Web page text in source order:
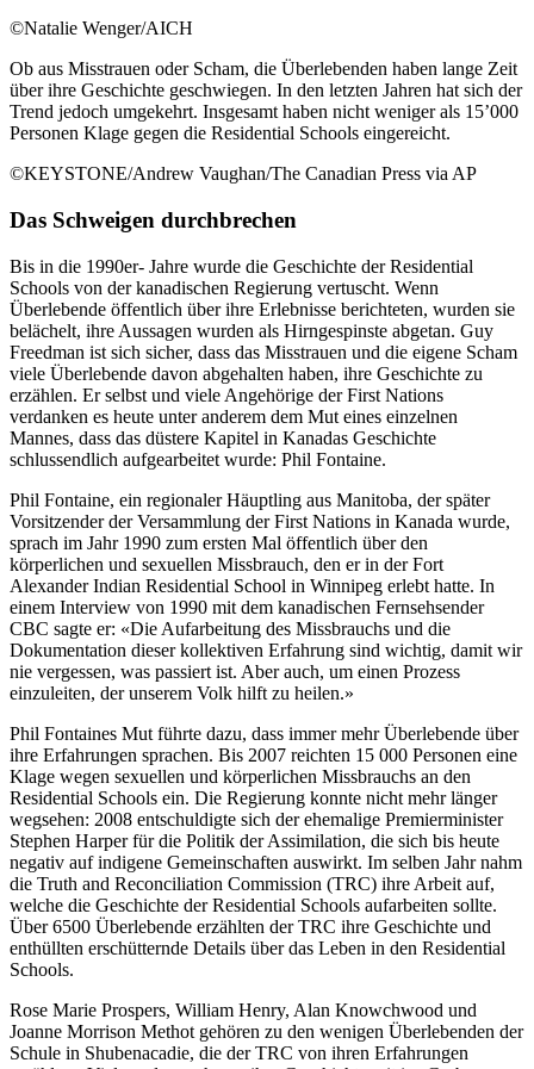
©Natalie Wenger/AICH
Ob aus Misstrauen oder Scham, die Überlebenden haben lange Zeit
über ihre Geschichte geschwiegen. In den letzten Jahren hat sich der
Trend jedoch umgekehrt. Insgesamt haben nicht weniger als 15’000
Personen Klage gegen die Residential Schools eingereicht.
©KEYSTONE/Andrew Vaughan/The Canadian Press via AP
Das Schweigen durchbrechen
Bis in die 1990er- Jahre wurde die Geschichte der Residential
Schools von der kanadischen Regierung vertuscht. Wenn
Überlebende öffentlich über ihre Erlebnisse berichteten, wurden sie
belächelt, ihre Aussagen wurden als Hirngespinste abgetan. Guy
Freedman ist sich sicher, dass das Misstrauen und die eigene Scham
viele Überlebende davon abgehalten haben, ihre Geschichte zu
erzählen. Er selbst und viele Angehörige der First Nations
verdanken es heute unter anderem dem Mut eines einzelnen
Mannes, dass das düstere Kapitel in Kanadas Geschichte
schlussendlich aufgearbeitet wurde: Phil Fontaine.
Phil Fontaine, ein regionaler Häuptling aus Manitoba, der später
Vorsitzender der Versammlung der First Nations in Kanada wurde,
sprach im Jahr 1990 zum ersten Mal öffentlich über den
körperlichen und sexuellen Missbrauch, den er in der Fort
Alexander Indian Residential School in Winnipeg erlebt hatte. In
einem Interview von 1990 mit dem kanadischen Fernsehsender
CBC sagte er: «Die Aufarbeitung des Missbrauchs und die
Dokumentation dieser kollektiven Erfahrung sind wichtig, damit wir
nie vergessen, was passiert ist. Aber auch, um einen Prozess
einzuleiten, der unserem Volk hilft zu heilen.»
Phil Fontaines Mut führte dazu, dass immer mehr Überlebende über
ihre Erfahrungen sprachen. Bis 2007 reichten 15 000 Personen eine
Klage wegen sexuellen und körperlichen Missbrauchs an den
Residential Schools ein. Die Regierung konnte nicht mehr länger
wegsehen: 2008 entschuldigte sich der ehemalige Premierminister
Stephen Harper für die Politik der Assimilation, die sich bis heute
negativ auf indigene Gemeinschaften auswirkt. Im selben Jahr nahm
die Truth and Reconciliation Commission (TRC) ihre Arbeit auf,
welche die Geschichte der Residential Schools aufarbeiten sollte.
Über 6500 Überlebende erzählten der TRC ihre Geschichte und
enthüllten erschütternde Details über das Leben in den Residential
Schools.
Rose Marie Prospers, William Henry, Alan Knowchwood und
Joanne Morrison Methot gehören zu den wenigen Überlebenden der
Schule in Shubenacadie, die der TRC von ihren Erfahrungen